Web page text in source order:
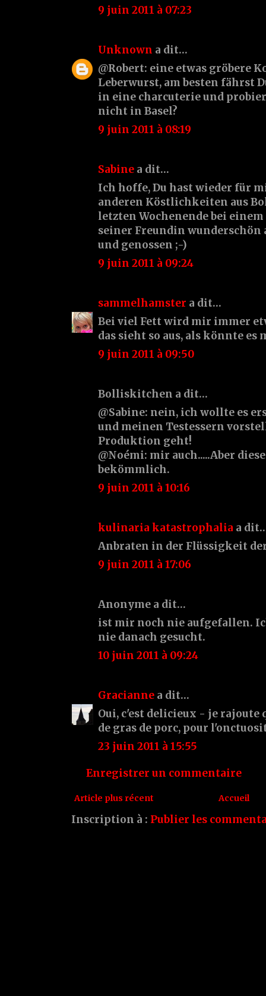
9 juin 2011 à 07:23
Unknown a dit…
@Robert: eine etwas gröbere
Leberwurst, am besten fährst
in eine charcuterie und
nicht in Basel?
9 juin 2011 à 08:19
Sabine a dit…
Ich hoffe, Du hast wieder für
anderen Köstlichkeiten aus
letzten Wochenende bei
seiner Freundin wunderschön
und genossen ;-)
9 juin 2011 à 09:24
sammelhamster a dit…
Bei viel Fett wird mir immer
das sieht so aus, als könnte es
9 juin 2011 à 09:50
Bolliskitchen a dit…
@Sabine: nein, ich wollte es
und meinen Testessern
Produktion geht!
@Noémi: mir auch.....Aber
bekömmlich.
9 juin 2011 à 10:16
kulinaria katastrophalia a
Anbraten in der Flüssigkeit
9 juin 2011 à 17:06
Anonyme a dit…
ist mir noch nie aufgefallen.
nie danach gesucht.
10 juin 2011 à 09:24
Gracianne a dit…
Oui, c'est delicieux - je rajoute
de gras de porc, pour
23 juin 2011 à 15:55
Enregistrer un commentaire
Article plus récent Accueil
Inscription à : Publier les